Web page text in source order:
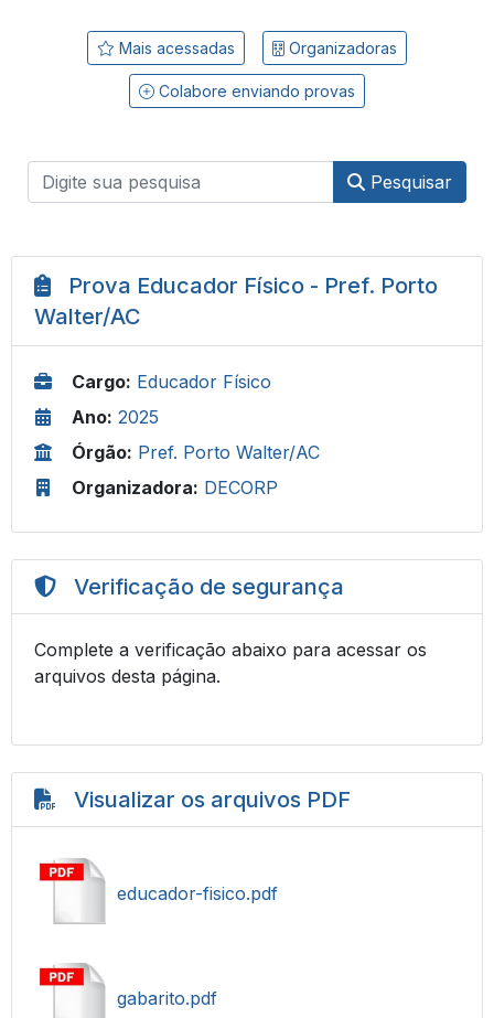
Mais acessadas Organizadoras
Colabore enviando provas
Pesquisar
Prova Educador Físico - Pref. Porto
Walter/AC
Cargo: Educador Físico
Ano: 2025
Órgão: Pref. Porto Walter/AC
Organizadora: DECORP
Verificação de segurança
Complete a verificação abaixo para acessar os
arquivos desta página.
Visualizar os arquivos PDF
educador-fisico.pdf
gabarito.pdf